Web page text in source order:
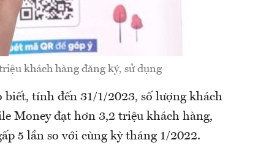
khách hàng đăng ký, sử dụng
tính đến 31/1/2023, số lượng khách
Money đạt hơn 3,2 triệu khách hàng,
5 lần so với cùng kỳ tháng 1/2022.